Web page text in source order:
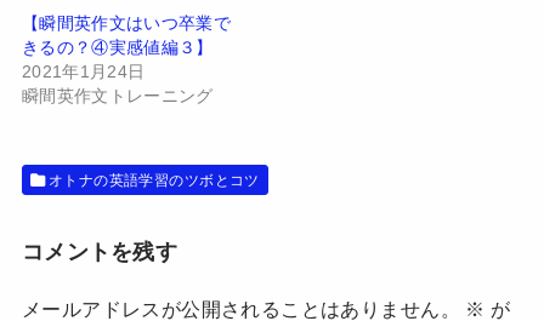
ウ
ィ
ン
ド
ウ
で
開
)
て
く
だ
さ
い
(
新
ィ
ン
ド
開
き
【瞬間英作文はいつ卒業で
きるの？④実感値編３】
2021年1月24日
瞬間英作文トレーニング
オトナの英語学習のツボとコツ
コメントを残す
メールアドレスが公開されることはありません。 ※ が